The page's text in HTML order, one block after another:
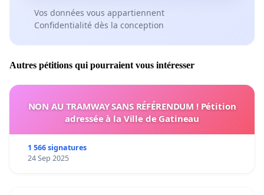
Vos données vous appartiennent
Confidentialité dès la conception
Autres pétitions qui pourraient vous intéresser
NON AU TRAMWAY SANS RÉFÉRENDUM ! Pétition
adressée à la Ville de Gatineau
1 566 signatures
24 Sep 2025